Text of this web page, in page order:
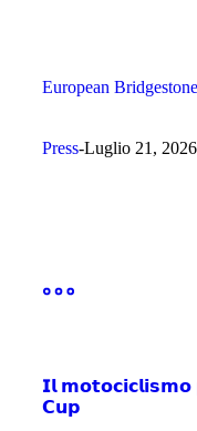
European
Press Luglio 21, 2026
𝗜𝗹
𝗖𝘂𝗽